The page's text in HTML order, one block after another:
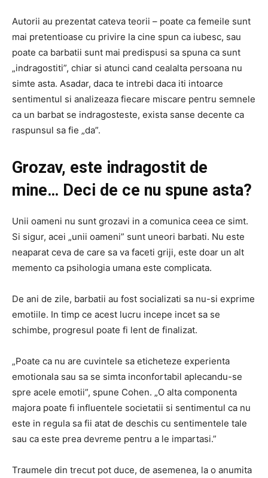
Autorii au prezentat cateva teorii – poate ca femeile sunt
mai pretentioase cu privire la cine spun ca iubesc, sau
poate ca barbatii sunt mai predispusi sa spuna ca sunt
„indragostiti”, chiar si atunci cand cealalta persoana nu
simte asta. Asadar, daca te intrebi daca iti intoarce
sentimentul si analizeaza fiecare miscare pentru semnele
ca un barbat se indragosteste, exista sanse decente ca
raspunsul sa fie „da”.
Grozav, este indragostit de
mine… Deci de ce nu spune asta?
Unii oameni nu sunt grozavi in a comunica ceea ce simt.
Si sigur, acei „unii oameni” sunt uneori barbati. Nu este
neaparat ceva de care sa va faceti griji, este doar un alt
memento ca psihologia umana este complicata.
De ani de zile, barbatii au fost socializati sa nu-si exprime
emotiile. In timp ce acest lucru incepe incet sa se
schimbe, progresul poate fi lent de finalizat.
„Poate ca nu are cuvintele sa eticheteze experienta
emotionala sau sa se simta inconfortabil aplecandu-se
spre acele emotii”, spune Cohen. „O alta componenta
majora poate fi influentele societatii si sentimentul ca nu
este in regula sa fii atat de deschis cu sentimentele tale
sau ca este prea devreme pentru a le impartasi.”
Traumele din trecut pot duce, de asemenea, la o anumita